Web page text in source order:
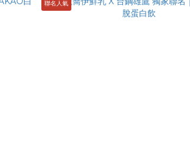
聯名人氣